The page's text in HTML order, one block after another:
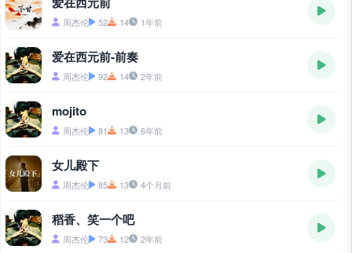
周杰伦 52 14 1年前
爱在西元前-前奏
周杰伦 92 14 2年前
mojito
周杰伦 81 13 6年前
女儿殿下
周杰伦 85 13 4个月前
稻香、笑一个吧
周杰伦 73 12 2年前